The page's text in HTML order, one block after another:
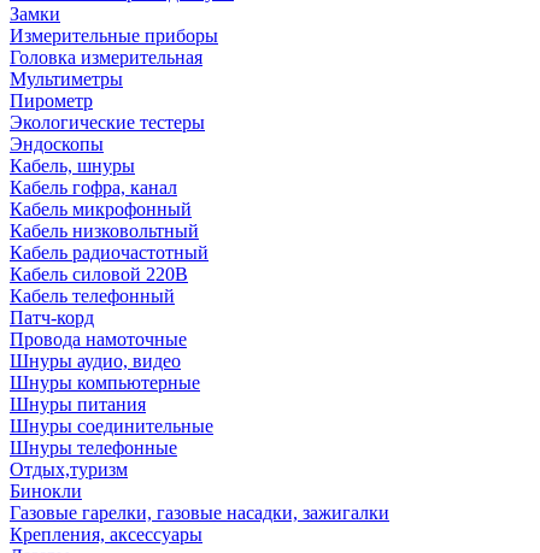
Замки
Измерительные приборы
Головка измерительная
Мультиметры
Пирометр
Экологические тестеры
Эндоскопы
Кабель, шнуры
Кабель гофра, канал
Кабель микрофонный
Кабель низковольтный
Кабель радиочастотный
Кабель силовой 220В
Кабель телефонный
Патч-корд
Провода намоточные
Шнуры аудио, видео
Шнуры компьютерные
Шнуры питания
Шнуры соединительные
Шнуры телефонные
Отдых,туризм
Бинокли
Газовые гарелки, газовые насадки, зажигалки
Крепления, аксессуары